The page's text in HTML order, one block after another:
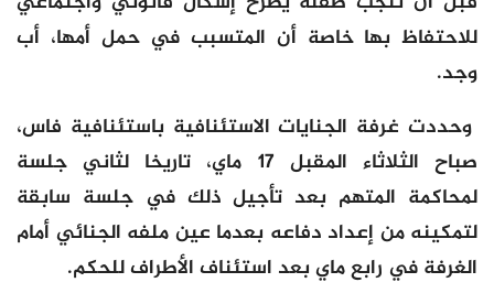
للاحتفاظ بها خاصة أن المتسبب في حمل أمها، أب
وجد.
وحددت غرفة الجنايات الاستئنافية باستئنافية فاس،
صباح الثلاثاء المقبل 17 ماي، تاريخا لثاني جلسة
لمحاكمة المتهم بعد تأجيل ذلك في جلسة سابقة
لتمكينه من إعداد دفاعه بعدما عين ملفه الجنائي أمام
الغرفة في رابع ماي بعد استئناف الأطراف للحكم.